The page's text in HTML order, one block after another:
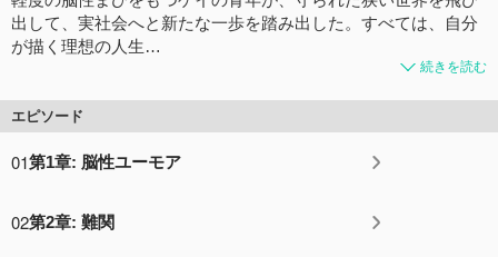
出して、実社会へと新たな一歩を踏み出した。すべては、自分
が描く理想の人生…
続きを読む
エピソード
01第1章: 脳性ユーモア
02第2章: 難関